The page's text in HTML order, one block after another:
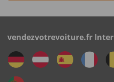
vendezvotrevoiture.fr